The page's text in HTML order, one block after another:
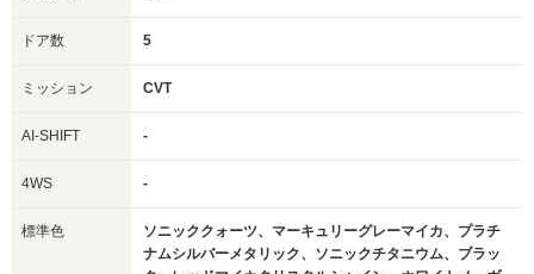
ドア数 5
ミッション CVT
AI-SHIFT -
4WS -
標準色
ソニッククォーツ、マーキュリーグレーマイカ、プラチ
ナムシルバーメタリック、ソニックチタニウム、ブラッ